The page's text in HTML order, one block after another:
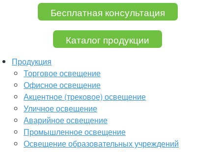
Бесплатная консультация
Каталог продукции
Продукция
Торговое освещение
Офисное освещение
Акцентное (трековое) освещение
Уличное освещение
Аварийное освещение
Промышленное освещение
Освещение образовательных учреждений